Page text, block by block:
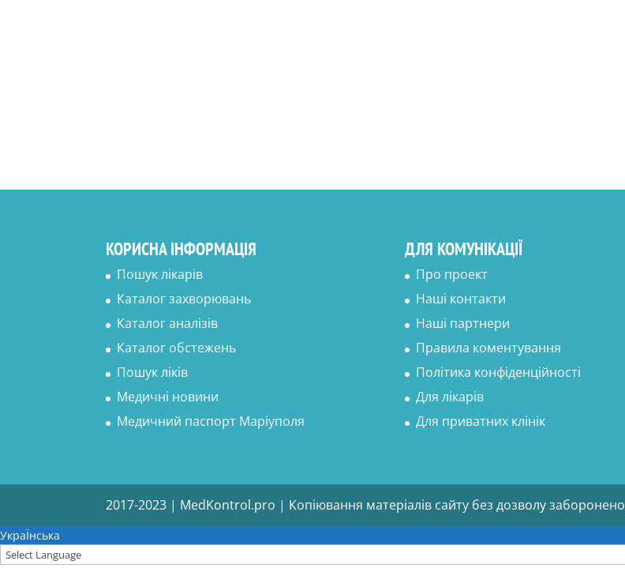
КОРИСНА ІНФОРМАЦІЯ
Пошук лікарів
Каталог захворювань
Каталог аналізів
Каталог обстежень
Пошук ліків
Медичні новини
Медичний паспорт Маріуполя
ДЛЯ КОМУНІКАЦІЇ
Про проект
Наші контакти
Наші партнери
Правила коментування
Політика конфіденційності
Для лікарів
Для приватних клінік
2017-2023 | MedKontrol.pro | Копіювання матеріалів сайту без дозволу заборонено
УкраЇнська